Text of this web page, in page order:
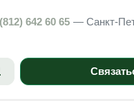
642 60 65 — Санкт-